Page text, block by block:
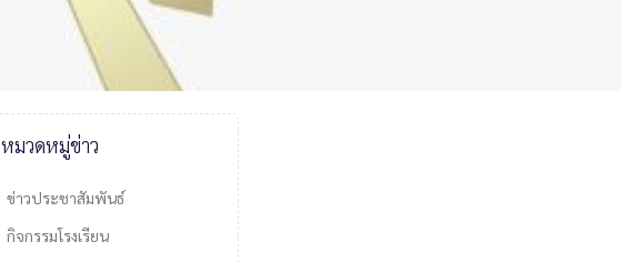
หมวดหมู่ข่าว
ข่าวประชาสัมพันธ์
กิจกรรมโรงเรียน